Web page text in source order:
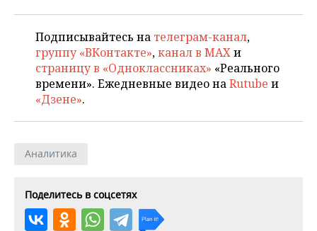
Подписывайтесь на телеграм-канал,
группу «ВКонтакте»,канал в MAXи
страницу в «Одноклассниках» «Реального
времени». Ежедневные видео наRutube и
«Дзене».
Аналитика
Поделитесь в соцсетях